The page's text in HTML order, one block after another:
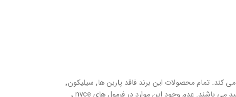
کیفیت بالا با ترکیبات ساده! nyce کمپانی تولید کننده‌ی محصولات مو می باشد که در نیویورک فعالیت می کند. تمام محصولات این برند فاقد پاربن ها٬ سیلیکون٬